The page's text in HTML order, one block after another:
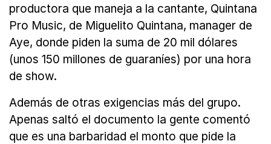
productora que maneja a la cantante, Quintana
Pro Music, de Miguelito Quintana, manager de
Aye, donde piden la suma de 20 mil dólares
(unos 150 millones de guaraníes) por una hora
de show.
Además de otras exigencias más del grupo.
Apenas saltó el documento la gente comentó
que es una barbaridad el monto que pide la